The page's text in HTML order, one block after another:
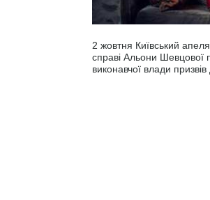
2 жовтня Київський
справі Альони Шевцової
виконавчої влади